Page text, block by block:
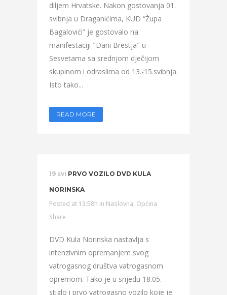
diljem Hrvatske. Nakon gostovanja 01.
svibnja u Draganićima, KUD “Župa
Bagalovići” je gostovalo na
manifestaciji "Dani Brestja" u
Sesvetama sa srednjom dječijom
skupinom i odraslima od 13.-15.svibnja.
Isto tako...
READ MORE
19 svi PRVO VOZILO DVD KULA
NORINSKA
Posted at 13:58h in Naslovna, Općina
Share
DVD Kula Norinska nastavlja s
intenzivnim opremanjem svog
vatrogasnog društva vatrogasnom
opremom. Tako je u srijedu 18.05.
stiglo i prvo vatrogasno vozilo koje je